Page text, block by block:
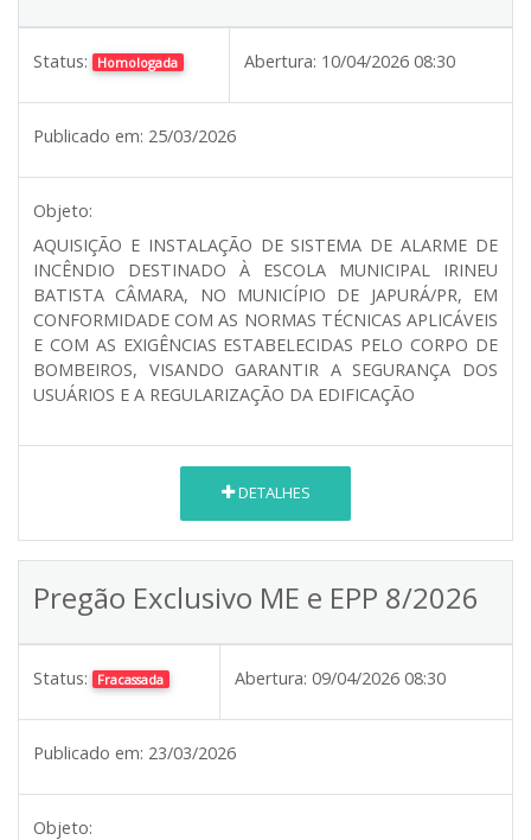
Status: Homologada Abertura: 10/04/2026 08:30
Publicado em: 25/03/2026
Objeto:
AQUISIÇÃO E INSTALAÇÃO DE SISTEMA DE ALARME DE
INCÊNDIO DESTINADO À ESCOLA MUNICIPAL IRINEU
BATISTA CÂMARA, NO MUNICÍPIO DE JAPURÁ/PR, EM
CONFORMIDADE COM AS NORMAS TÉCNICAS APLICÁVEIS
E COM AS EXIGÊNCIAS ESTABELECIDAS PELO CORPO DE
BOMBEIROS, VISANDO GARANTIR A SEGURANÇA DOS
USUÁRIOS E A REGULARIZAÇÃO DA EDIFICAÇÃO
DETALHES
Pregão Exclusivo ME e EPP 8/2026
Status: Fracassada Abertura: 09/04/2026 08:30
Publicado em: 23/03/2026
Objeto: